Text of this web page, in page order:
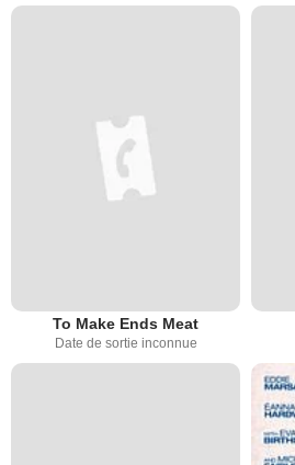
To Make Ends Meat
Date de sortie inconnue